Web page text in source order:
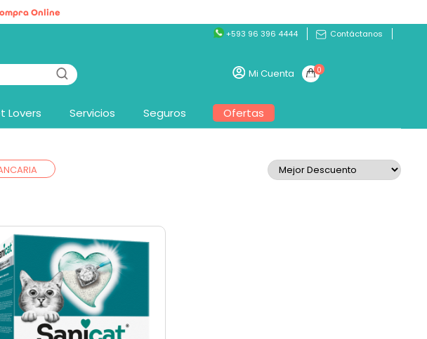
Online
+593 96 396 4444 Contáctanos
Mi Cuenta 0
Lovers Servicios Seguros Ofertas